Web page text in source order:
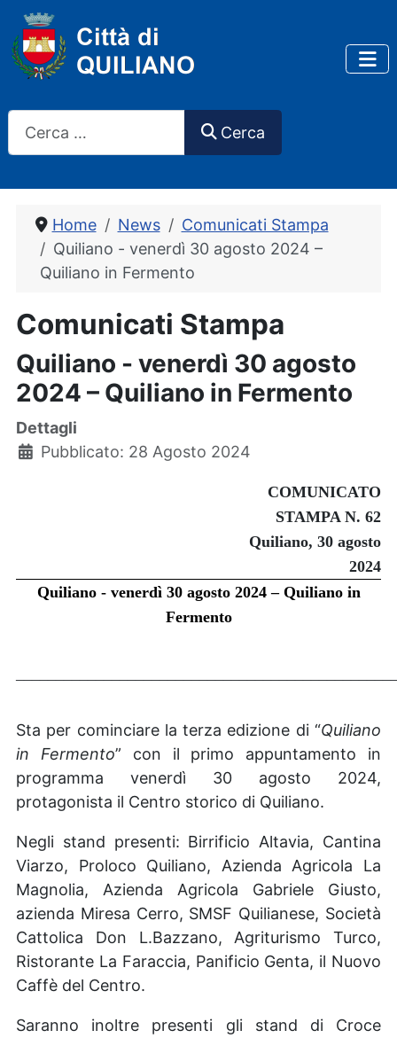
Cerca
Home News
Comunicati Stampa
Quiliano - venerdì 30 agosto 2024 –
Quiliano in Fermento
Comunicati Stampa
Quiliano - venerdì 30 agosto
2024 – Quiliano in Fermento
Dettagli
Pubblicato: 28 Agosto 2024
COMUNICATO
STAMPA N. 62
Quiliano, 30 agosto
2024
Quiliano - venerdì 30 agosto 2024 – Quiliano in
Fermento
Sta per cominciare la terza edizione di “Quiliano
in Fermento” con il primo appuntamento in
programma venerdì 30 agosto 2024,
protagonista il Centro storico di Quiliano.
Negli stand presenti: Birrificio Altavia, Cantina
Viarzo, Proloco Quiliano, Azienda Agricola La
Magnolia,
Azienda Agricola Gabriele Giusto,
azienda Miresa Cerro, SMSF Quilianese, Società
Cattolica Don L.Bazzano, Agriturismo
Turco,
Ristorante La Faraccia, Panificio Genta, il Nuovo
Caffè del Centro.
Saranno inoltre presenti gli stand di Croce